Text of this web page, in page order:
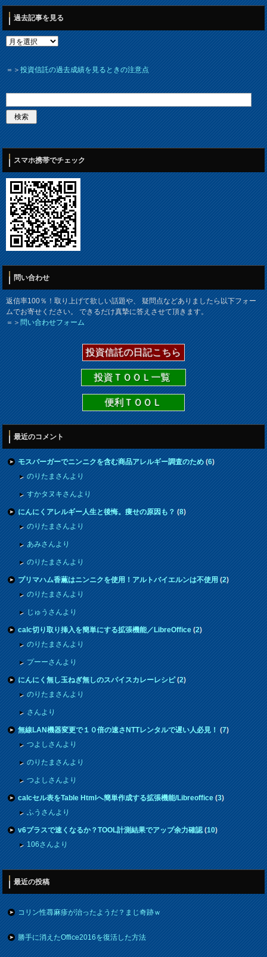
過去記事を見る
＝＞投資信託の過去成績を見るときの注意点
スマホ携帯でチェック
問い合わせ
返信率100％！取り上げて欲しい話題や、 疑問点などありましたら以下フォー
ムでお寄せください。 できるだけ真摯に答えさせて頂きます。
＝＞問い合わせフォーム
投資信託の日記こちら
投資ＴＯＯＬ一覧
便利ＴＯＯＬ
最近のコメント
モスバーガーでニンニクを含む商品アレルギー調査のため(6)
のりたまさんより
すかタヌキさんより
にんにくアレルギー人生と後悔。痩せの原因も？(8)
のりたまさんより
あみさんより
のりたまさんより
プリマハム香薫はニンニクを使用！アルトバイエルンは不使用(2)
のりたまさんより
じゅうさんより
calc切り取り挿入を簡単にする拡張機能／LibreOffice(2)
のりたまさんより
プーーさんより
にんにく無し玉ねぎ無しのスパイスカレーレシピ(2)
のりたまさんより
さんより
無線LAN機器変更で１０倍の速さNTTレンタルで遅い人必見！(7)
つよしさんより
のりたまさんより
つよしさんより
calcセル表をTable Htmlへ簡単作成する拡張機能/Libreoffice(3)
ふうさんより
v6プラスで速くなるか？TOOL計測結果でアップ余力確認(10)
106さんより
最近の投稿
コリン性蕁麻疹が治ったようだ？まじ奇跡ｗ
勝手に消えたOffice2016を復活した方法